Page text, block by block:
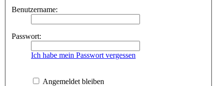
Benutzername:
Passwort:
Ich habe mein Passwort vergessen
Angemeldet bleiben